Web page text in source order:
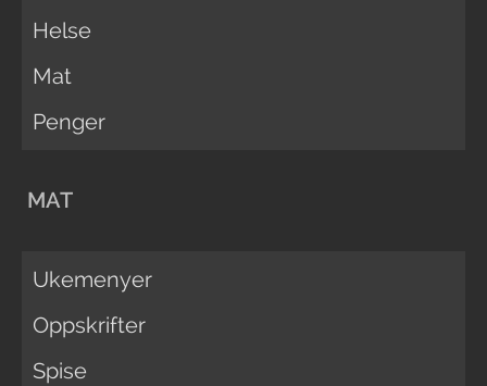
Helse
Mat
Penger
MAT
Ukemenyer
Oppskrifter
Spise